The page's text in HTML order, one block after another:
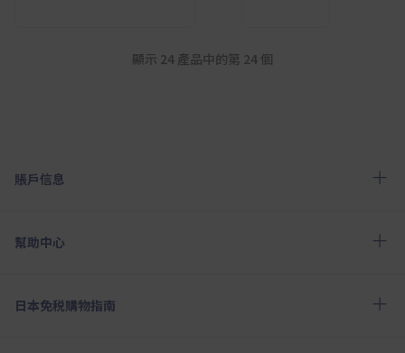
顯示 24 產品中的第 24 個
賬戶信息
幫助中心
日本免税購物指南